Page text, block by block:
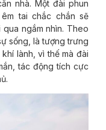
nhà. Một đài phun
tai chắc chắn sẽ
ngắm nhìn. Theo
sống, là tượng trưng
lành, vì thế mà đài
tác động tích cực